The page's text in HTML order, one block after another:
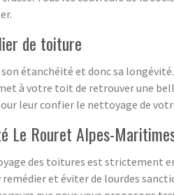
de toiture
étanchéité et donc sa
à votre toit de retrouver une
leur confier le nettoyage de
Le Rouret Alpes-
des toitures est strictement
et éviter de lourdes